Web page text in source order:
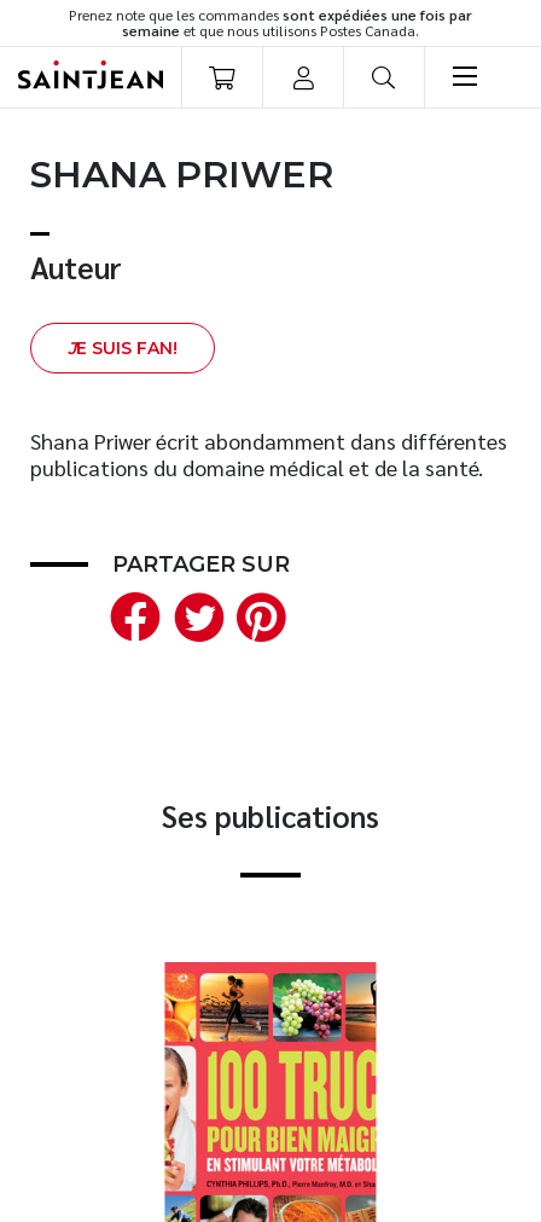
Prenez note que les commandessont expédiées une fois par
semaine et que nous utilisons Postes Canada.
Romans
Développement personnel
Spiritualité
Famille
Témoignages
Vie pratique
Nouveautés
Numérique
Livres audio
SHANA PRIWER
Auteur
JE SUIS FAN!
Shana Priwer écrit abondamment dans différentes
publications du domaine médical et de la santé.
PARTAGER SUR
Facebook
Twitter
Ses publications